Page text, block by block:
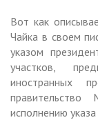
Вот как
Чайка в своем
указом
участков,
иностранных
исполнению